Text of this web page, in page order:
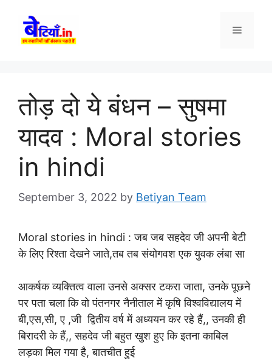
content
Menu
तोड़ दो ये बंधन – सुषमा
यादव : Moral stories
in hindi
September 3, 2022 by Betiyan Team
Moral stories in hindi : जब जब सहदेव जी अपनी बेटी
के लिए रिश्ता देखने जाते,तब तब संयोगवश एक युवक लंबा सा
आकर्षक व्यक्तित्व वाला उनसे अक्सर टकरा जाता, उनके पूछने
पर पता चला कि वो पंतनगर नैनीताल में कृषि विश्वविद्यालय में
बी,एस,सी, ए ,जी द्वितीय वर्ष में अध्ययन कर रहे हैं,, उनकी ही
बिरादरी के हैं,, सहदेव जी बहुत खुश हुए कि इतना काबिल
लड़का मिल गया है, बातचीत हुई